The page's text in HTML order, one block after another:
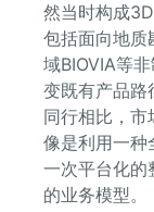
然当时构成
包括面向地质
域BIOVIA等
变既有产品路
同行相比，
像是利用一种
一次平台化的
的业务模型。